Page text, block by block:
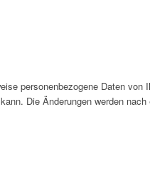
personenbezogene Daten
Die Änderungen werden